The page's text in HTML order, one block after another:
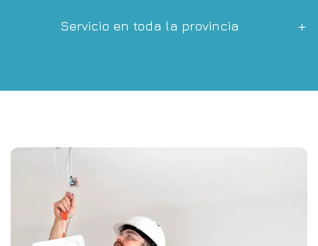
Servicio en toda la provincia